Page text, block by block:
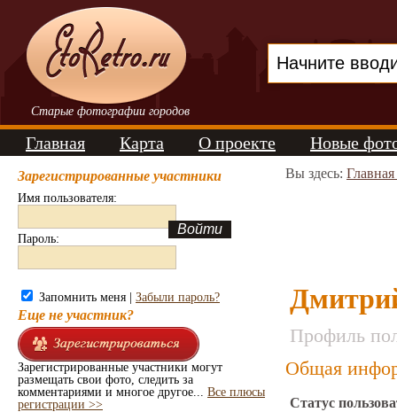
Старые фотографии городов
Главная Карта О проекте Новые
Зарегистрированные участники
Имя пользователя:
Пароль:
Запомнить меня | Забыли пароль?
Еще не участник?
Зарегистрированные участники могут
размещать свои фото, следить за
комментариями и многое другое... Все плюсы
регистрации >>
Вы здесь:
Профиль
Общая
Статус